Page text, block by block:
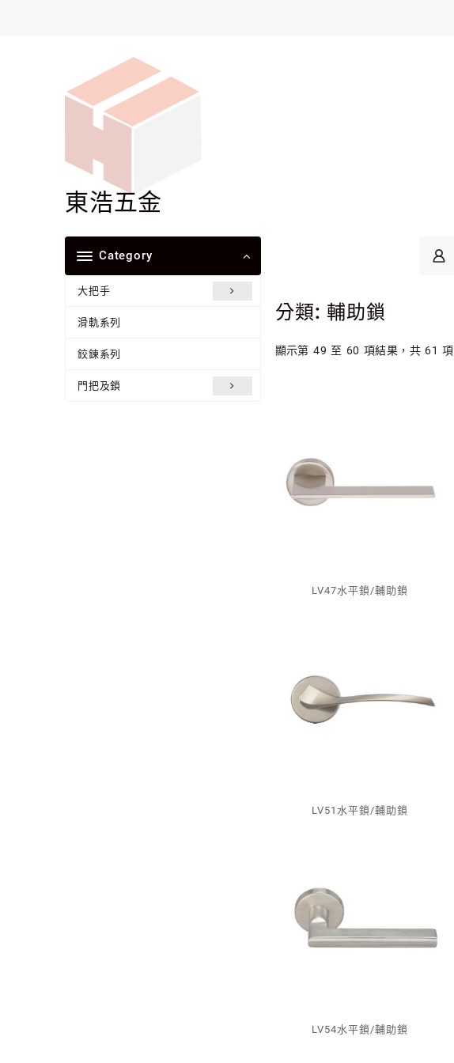
東浩五金
Category
大把手
滑軌系列
鉸鍊系列
門把及鎖
分類: 輔助鎖
顯示第 49 至 60 項結果，共 61 項
LV47水平鎖/輔助鎖
LV51水平鎖/輔助鎖
LV54水平鎖/輔助鎖